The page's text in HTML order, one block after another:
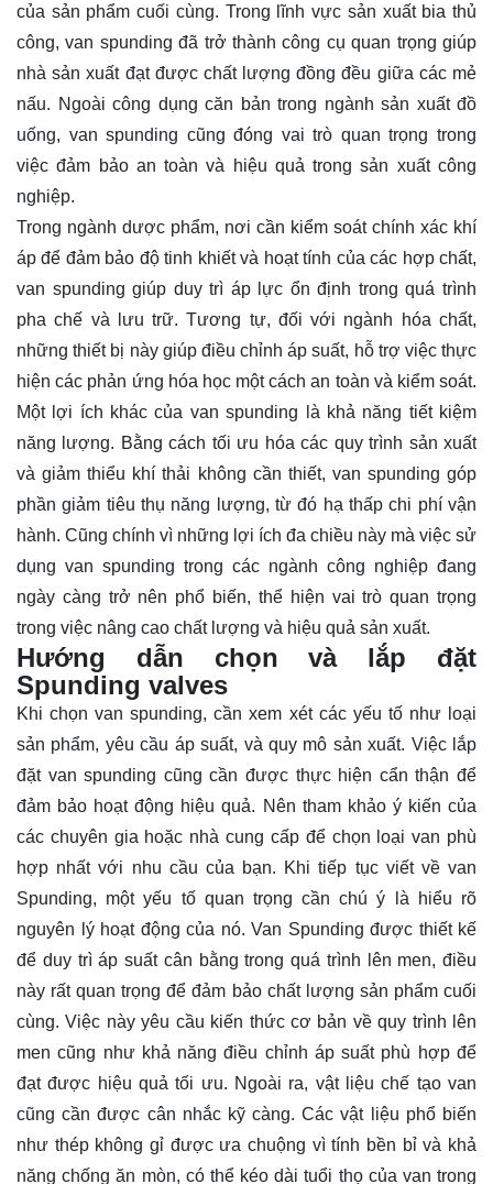
của sản phẩm cuối cùng. Trong lĩnh vực sản xuất bia thủ
công, van spunding đã trở thành công cụ quan trọng giúp
nhà sản xuất đạt được chất lượng đồng đều giữa các mẻ
nấu. Ngoài công dụng căn bản trong ngành sản xuất đồ
uống, van spunding cũng đóng vai trò quan trọng trong
việc đảm bảo an toàn và hiệu quả trong sản xuất công
nghiệp.
Trong ngành dược phẩm, nơi cần kiểm soát chính xác khí
áp để đảm bảo độ tinh khiết và hoạt tính của các hợp chất,
van spunding giúp duy trì áp lực ổn định trong quá trình
pha chế và lưu trữ. Tương tự, đối với ngành hóa chất,
những thiết bị này giúp điều chỉnh áp suất, hỗ trợ việc thực
hiện các phản ứng hóa học một cách an toàn và kiểm soát.
Một lợi ích khác của van spunding là khả năng tiết kiệm
năng lượng. Bằng cách tối ưu hóa các quy trình sản xuất
và giảm thiểu khí thải không cần thiết, van spunding góp
phần giảm tiêu thụ năng lượng, từ đó hạ thấp chi phí vận
hành. Cũng chính vì những lợi ích đa chiều này mà việc sử
dụng van spunding trong các ngành công nghiệp đang
ngày càng trở nên phổ biến, thể hiện vai trò quan trọng
trong việc nâng cao chất lượng và hiệu quả sản xuất.
Hướng dẫn chọn và lắp đặt
Spunding valves
Khi chọn van spunding, cần xem xét các yếu tố như loại
sản phẩm, yêu cầu áp suất, và quy mô sản xuất. Việc lắp
đặt van spunding cũng cần được thực hiện cẩn thận để
đảm bảo hoạt động hiệu quả. Nên tham khảo ý kiến của
các chuyên gia hoặc nhà cung cấp để chọn loại van phù
hợp nhất với nhu cầu của bạn. Khi tiếp tục viết về van
Spunding, một yếu tố quan trọng cần chú ý là hiểu rõ
nguyên lý hoạt động của nó. Van Spunding được thiết kế
để duy trì áp suất cân bằng trong quá trình lên men, điều
này rất quan trọng để đảm bảo chất lượng sản phẩm cuối
cùng. Việc này yêu cầu kiến thức cơ bản về quy trình lên
men cũng như khả năng điều chỉnh áp suất phù hợp để
đạt được hiệu quả tối ưu. Ngoài ra, vật liệu chế tạo van
cũng cần được cân nhắc kỹ càng. Các vật liệu phổ biến
như thép không gỉ được ưa chuộng vì tính bền bỉ và khả
năng chống ăn mòn, có thể kéo dài tuổi thọ của van trong